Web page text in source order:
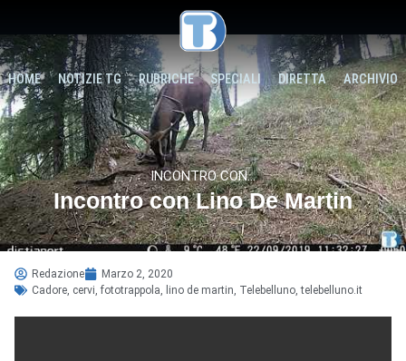
HOME NOTIZIE TG RUBRICHE SPECIALI DIRETTA ARCHIVIO
INCONTRO CON...
Incontro con Lino De Martin
Redazione
Marzo 2, 2020
Cadore cervi fototrappola lino de martin Telebelluno ,telebelluno.it